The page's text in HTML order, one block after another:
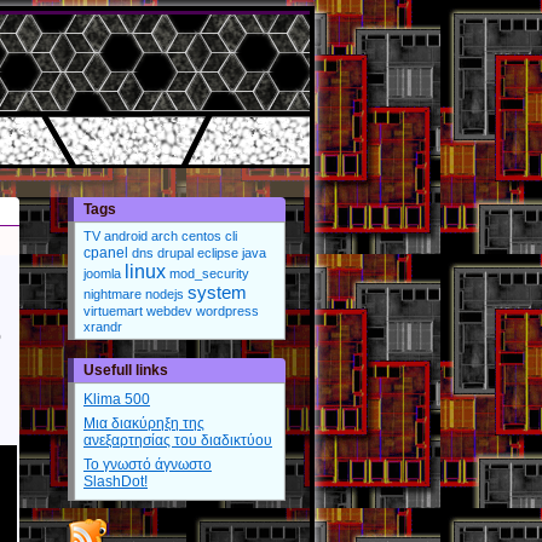
Tags
TV android arch centos cli
cpanel dns drupal eclipse java
joomla
linux mod_security
nightmare nodejs system
virtuemart webdev wordpress
xrandr
Usefull links
Klima 500
Μια διακύρηξη της
ανεξαρτησίας του διαδικτύου
Το γνωστό άγνωστο
SlashDot!